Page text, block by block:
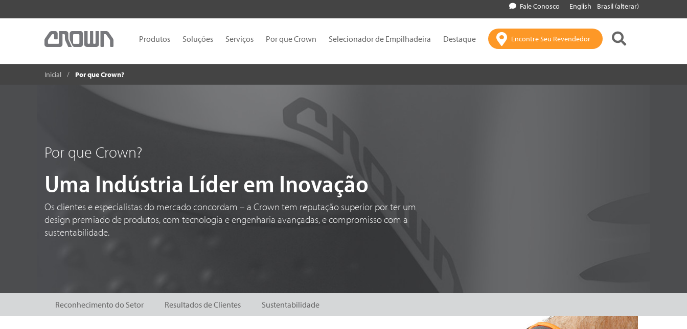
Fale Conosco English Brasil (alterar)
Produtos Soluções Serviços Por que Crown Selecionador de Empilhadeira Destaque Encontre Seu Revendedor
Inicial Por que Crown?
Por que Crown?
Uma Indústria Líder em Inovação
Os clientes e especialistas do mercado concordam – a Crown tem reputação superior por ter um
design premiado de produtos, com tecnologia e engenharia avançadas, e compromisso com a
sustentabilidade.
Reconhecimento do Setor Resultados de Clientes Sustentabilidade